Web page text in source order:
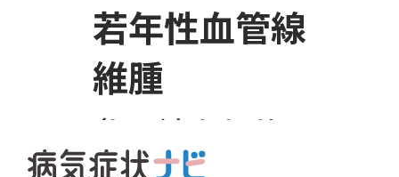
若年性血管線
維腫
じゃくねんせいけっ
かんせんいしゅ